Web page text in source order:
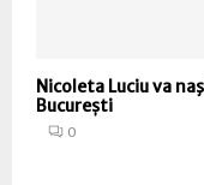
Nicoleta Luciu va
București
0